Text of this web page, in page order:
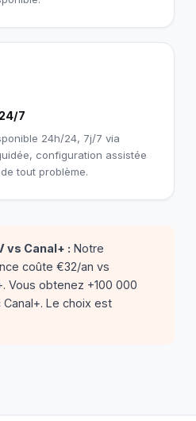
7
24h/24, 7j/7 via
configuration assistée
tout problème.
vs Canal+ : Notre
coûte €32/an vs
Vous obtenez +100 000
Le choix est